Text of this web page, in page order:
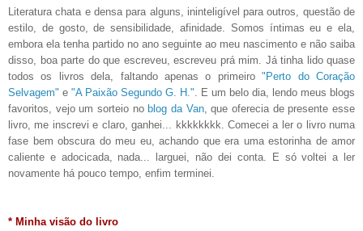
Literatura chata e densa para alguns, ininteligível para outros, questão de
estilo, de gosto, de sensibilidade, afinidade. Somos íntimas eu e ela,
embora ela tenha partido no ano seguinte ao meu nascimento e não saiba
disso, boa parte do que escreveu, escreveu prá mim. Já tinha lido quase
todos os livros dela, faltando apenas o primeiro"Perto do Coração
Selvagem" e "A Paixão Segundo G. H." . E um belo dia, lendo meus blogs
favoritos, vejo um sorteio noblog da Van, que oferecia de presente esse
livro, me inscrevi e claro, ganhei... kkkkkkkk. Comecei a ler o livro numa
fase bem obscura do meu eu, achando que era uma estorinha de amor
caliente e adocicada, nada... larguei, não dei conta. E só voltei a ler
novamente há pouco tempo, enfim terminei.
* Minha visão do livro